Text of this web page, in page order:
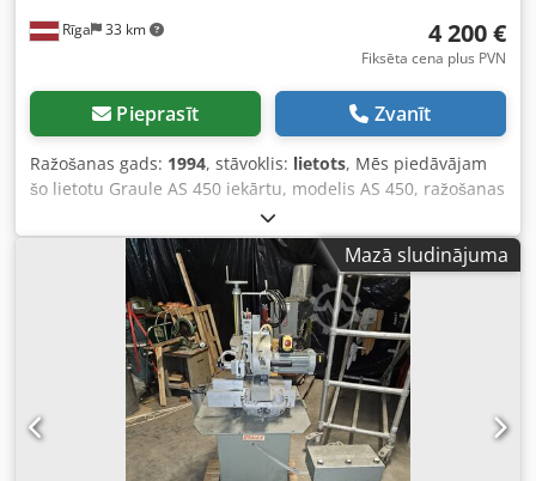
Rīga 33 km 4 200 €
Fiksēta cena plus PVN
Pieprasīt Zvanīt
Ražošanas gads: 1994, stāvoklis: lietots, Mēs piedāvājam
šo lietotu Graule AS 450 iekārtu, modelis AS 450, ražošanas
gads – 1994. Tips: AS 450 Credpfxsznk S Re Ab Ref
Nominālais spriegums: 380 V Frekvence: 50 Hz Nominālā
strāva: 16 A Fāzu skaits: 3 fāzes Ražošanas gads: 1994 Ja
jums ir kādi jautājumi vai nepieciešama papildu
informācija, lūdzu, rakstiet mums ziņu vai zvaniet.
Mazā sludinājuma